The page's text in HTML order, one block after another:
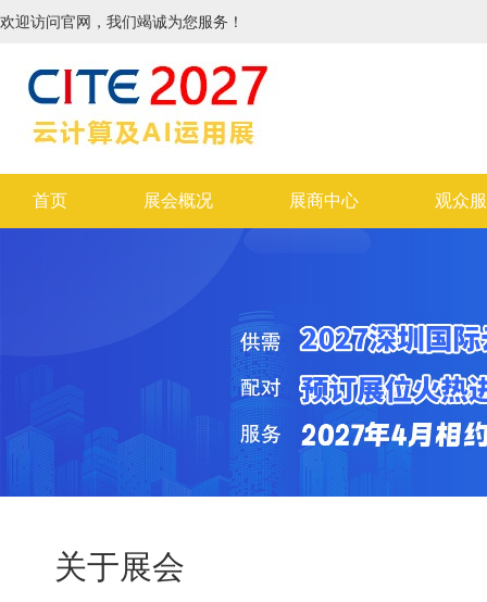
欢迎访问官网，我们竭诚为您服务！
首页 展会概况 展商中心 观众
关于展会